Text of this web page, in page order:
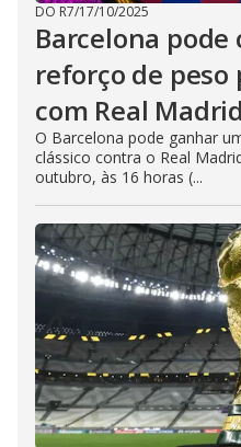
DO R7/17/10/2025
Barcelona pode
reforço de peso
com Real Madrid
O Barcelona pode ganhar
clássico contra o Real
outubro, às 16 horas (...